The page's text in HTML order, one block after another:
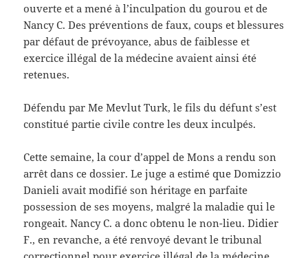
ouverte et a mené à l’inculpation du gourou et de
Nancy C. Des préventions de faux, coups et blessures
par défaut de prévoyance, abus de faiblesse et
exercice illégal de la médecine avaient ainsi été
retenues.
Défendu par Me Mevlut Turk, le fils du défunt s’est
constitué partie civile contre les deux inculpés.
Cette semaine, la cour d’appel de Mons a rendu son
arrêt dans ce dossier. Le juge a estimé que Domizzio
Danieli avait modifié son héritage en parfaite
possession de ses moyens, malgré la maladie qui le
rongeait. Nancy C. a donc obtenu le non-lieu. Didier
F., en revanche, a été renvoyé devant le tribunal